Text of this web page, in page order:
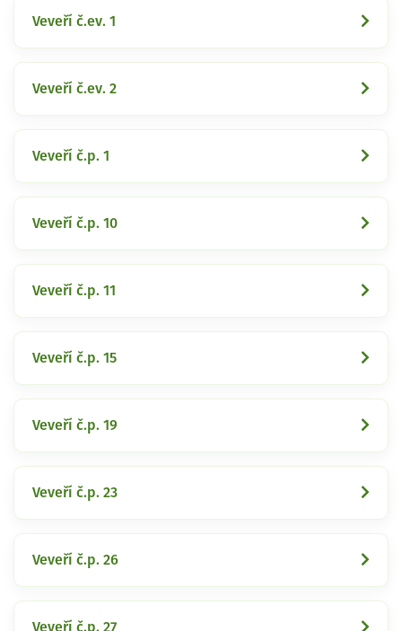
Veveří č.ev. 1
Veveří č.ev. 2
Veveří č.p. 1
Veveří č.p. 10
Veveří č.p. 11
Veveří č.p. 15
Veveří č.p. 19
Veveří č.p. 23
Veveří č.p. 26
Veveří č.p. 27